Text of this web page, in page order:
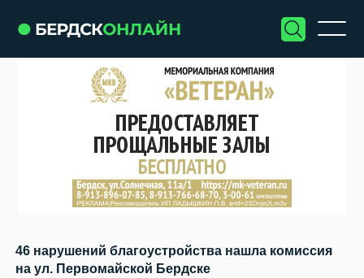
46 нарушений благоустройства нашла комиссия
на ул. Первомайской Бердске